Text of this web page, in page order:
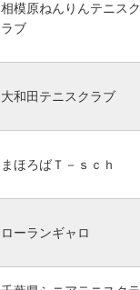
相模原ねんりんテニスク
ラブ
大和田テニスクラブ
まほろばＴ－ｓｃｈ
ローランギャロ